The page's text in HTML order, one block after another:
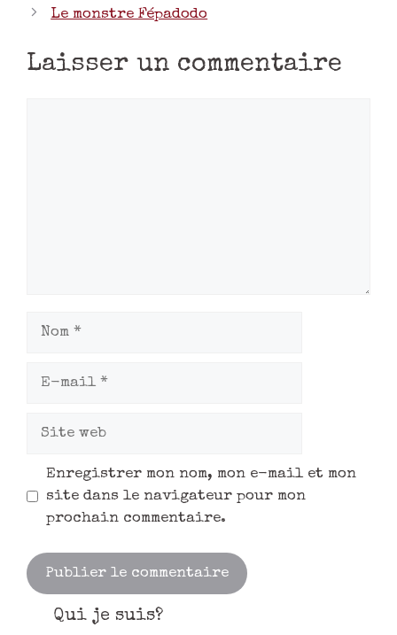
Le monstre Fépadodo
Laisser un commentaire
Enregistrer mon nom, mon e-mail et mon
site dans le navigateur pour mon
prochain commentaire.
Qui je suis?